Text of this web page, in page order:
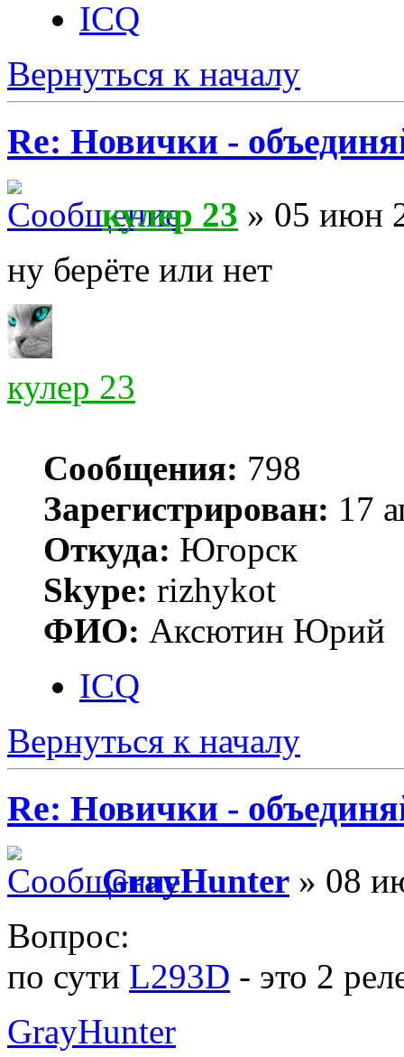
ICQ
Вернуться к началу
Re: Новички -
кулер 23 » 05 июн
ну берёте или нет
кулер 23
Сообщения: 798
Зарегистрирован: 17
Откуда: Югорск
Skype: rizhykot
ФИО: Аксютин Юрий
ICQ
Вернуться к началу
Re: Новички -
GrayHunter » 08
Вопрос:
по сути L293D - это 2
GrayHunter